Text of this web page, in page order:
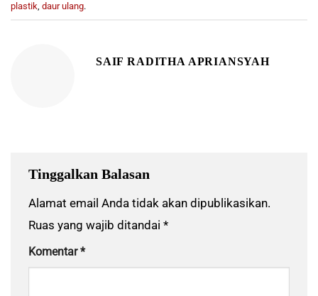
plastik, daur ulang.
SAIF RADITHA APRIANSYAH
Tinggalkan Balasan
Alamat email Anda tidak akan dipublikasikan.
Ruas yang wajib ditandai *
Komentar*